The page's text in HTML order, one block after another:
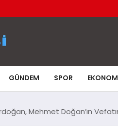
GÜNDEM SPOR
Mehmet Doğan’ın